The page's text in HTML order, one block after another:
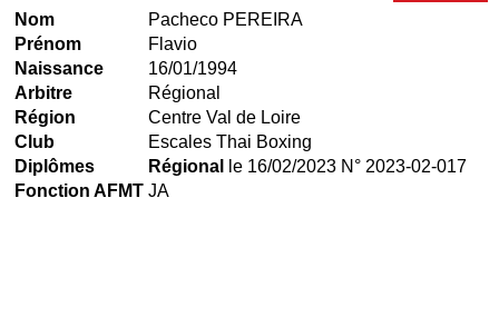
Nom
Pacheco PEREIRA
Prénom
Flavio
Naissance
16/01/1994
Arbitre
Régional
Région
Centre Val de Loire
Club
Escales Thai Boxing
Diplômes
Régional
le 16/02/2023 N° 2023-02-017
Fonction AFMT JA